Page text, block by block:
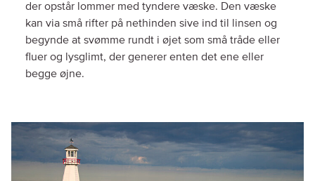
der opstår lommer med tyndere væske. Den væske
kan via små rifter på nethinden sive ind til linsen og
begynde at svømme rundt i øjet som små tråde eller
fluer og lysglimt, der generer enten det ene eller
begge øjne.